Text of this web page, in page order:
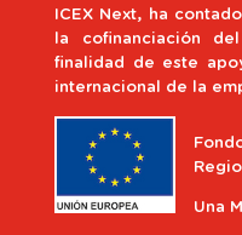
ICEX Next, ha
la cofinanciación
finalidad de este
internacional de la
Una